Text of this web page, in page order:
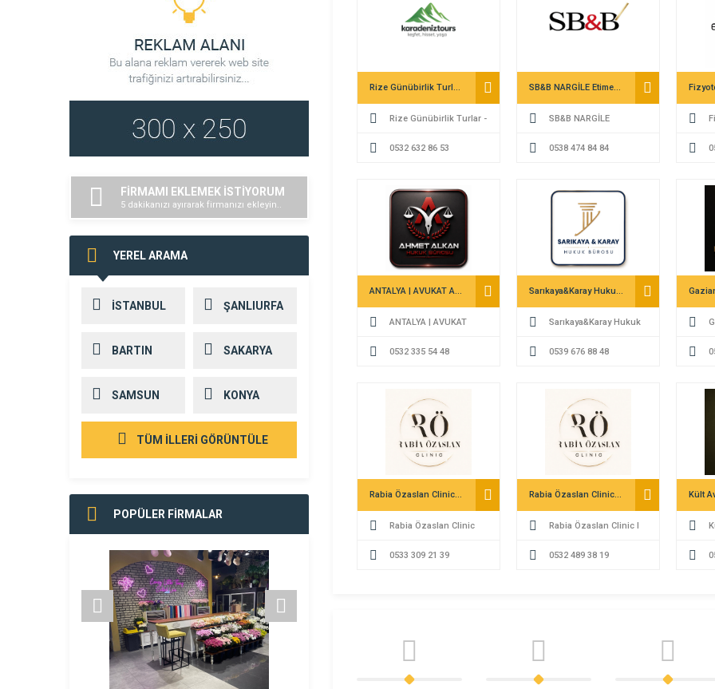
FİRMAMI EKLEMEK İSTİYORUM
5 dakikanızı ayırarak firmanızı ekleyin..
YEREL ARAMA
İSTANBUL ŞANLIURFA
BARTIN SAKARYA
SAMSUN KONYA
TÜM İLLERİ GÖRÜNTÜLE
POPÜLER FİRMALAR
Rize Günübirlik Turlar – Bungalov Evler | Karadeniz Tours
Rize Günübirlik Turlar -
Bungalov Evler | Karadeniz
0532 632 86 53
SB&B NARGİLE Etimesgut
SB&B NARGİLE
Etimesgut
0538 474 84 84
ANTALYA | AVUKAT AHMET ALKAN
ANTALYA | AVUKAT
AHMET ALKAN
0532 335 54 48
Sarıkaya&Karay Hukuk Bürosu | Küçükçekmece Boşanma Avukatı | Küçükçekmece Avukat | Ceza Davası Avukatı
Sarıkaya&Karay Hukuk
Bürosu | Küçükçekmece
Küçükçekmece Avukat |
Ceza Davası Avukatı
0539 676 88 48
Rabia Özaslan Clinic Vadistanbul
Rabia Özaslan Clinic
Vadistanbul
0533 309 21 39
Rabia Özaslan Clinic I Kayseri Diyetisyen, Lipödem, Bölgesel İncelme
Rabia Özaslan Clinic I
Kayseri Diyetisyen, Lipödem,
0532 489 38 19
Kült